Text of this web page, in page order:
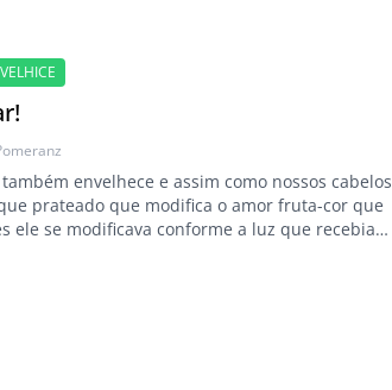
VELHICE
envelhece e assim como nossos cabelos
prateado que modifica o amor fruta-cor que
ele se modificava conforme a luz que recebia,